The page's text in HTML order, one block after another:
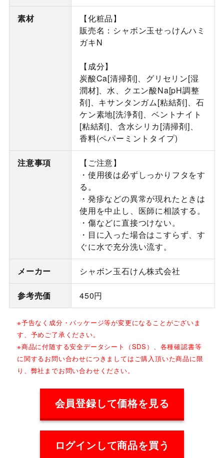
素材
【化粧品】
販売名：シャボン玉せっけんハミ
ガキN
【成分】
炭酸Ca[清掃剤]、グリセリン[湿
潤材]、水、クエン酸Na[pH調整
剤]、キサンタンガム[粘結剤]、石
ケン素地[洗浄剤]、ベントナイト
[粘結剤]、含水シリカ[清掃剤]、
香料(ペパーミントタイプ)
注意事項
【ご注意】
・使用後は必ずしっかりフタをす
る。
・発疹などの異常が現れたときは
使用を中止し、医師に相談する。
・傷などに直接つけない。
・目に入った場合はこすらず、す
ぐに水で充分洗い流す。
メーカー シャボン玉石けん株式会社
参考売価 450円
※予告なく成分・パッケージ等が変更になることがございま
す、予めご了承ください。
※商品に付随する安全データシート（SDS）、各種確認書等
に関するお問い合わせにつきましてはご購入頂いた商品に限
り、弊社までお問い合わせください。
会員登録して価格を見る
ログインして商品を買う